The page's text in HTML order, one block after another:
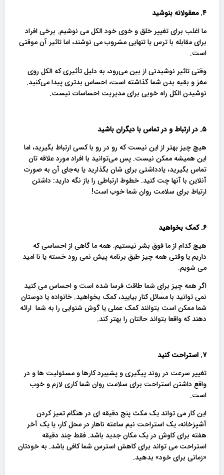
۴. معقولانه بنوشید
ما اغلب برای تغییر خلق و خوی خود الکل می نوشیم. برخی افراد
برای مقابله با ترس یا تنهایی مشروب می نوشند، اما تاثیر آن موقتی
است.
وقتی تاثیر نوشیدنی از بین می‌رود، به دلیل تأثیری که الکل روی
مغز و بقیه بدن شما گذاشته است، احساس بدتری پیدا می‌کنید.
نوشیدن الکل راه خوبی برای مدیریت احساسات نیست.
۵. در ارتباط و در تماس با دیگران باشید
هیچ چیز بهتر از این نیست که رو در رو با کسی ارتباط بگیرید، اما
این همیشه ممکن نیست. پس می‌توانید با افراد مورد علاقه تان
تماس بگیرید، یادداشتی برای شان بگذارید یا به‌جای آن به صورت
آنلاین با آنها چت کنید. خطوط ارتباطی را باز نگه دارید: داشتن
ارتباط برای سلامت روان شما خوب است!
۶. کمک بخواهید
هیچ کدام از ما فوق بشر نیستیم. همه ما گاهی از احساسی که
داریم یا وقتی همه چیز طبق برنامه پیش نمی رود خسته یا نا امید
می شویم.
اگر همه چیز برای شما طاقت فرسا شده است و احساس می کنید
نمی توانید با مسائل کنار بیایید، کمک بخواهید. خانواده یا دوستان
شما ممکن است بتوانند کمک عملی یا گوش شنوایی را به شما ارائه
دهند که واقعا بتواند حالتان را بهتر کند.
۷. استراحت کنید
تغییر سرعت در روند پیگیری و پشیبرد کارها و مسئولیت ها و در
واقع داشتن استراحت برای سلامت روان شما کاری لازم و خوب
است.
این کار می تواند یک مکث پنج دقیقه ای در هنگام تمیز کردن
آشپزخانه، یک استراحت نیم ساعته ناهار در محل کار، یا یک آخر
هفته برای کاوش در یک مکان جدید باشد. فقط چند دقیقه
استراحت می تواند برای کاهش استرس شما کافی باشد. به خودتان
«زمانی برای خود» بدهید.